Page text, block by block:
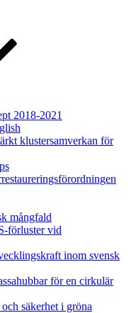
2018-2021
klustersamverkan för
mångfald
förluster vid
inom svensk
för en cirkulär
säkerhet i gröna